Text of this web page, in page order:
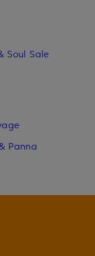
Soul Sale
Panna